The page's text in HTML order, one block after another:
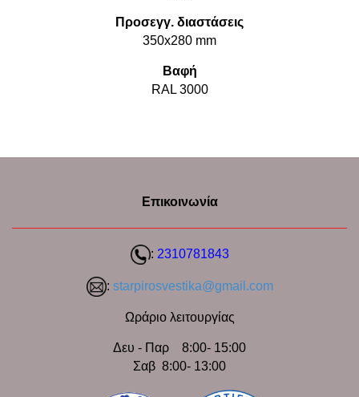
Προσεγγ. διαστάσεις
350x280 mm
Βαφή
RAL 3000
Επικοινωνία
: 2310781843
: starpirosvestika@gmail.com
Ωράριο λειτουργίας
Δευ - Παρ 8:00- 15:00
Σαβ 8:00- 13:00